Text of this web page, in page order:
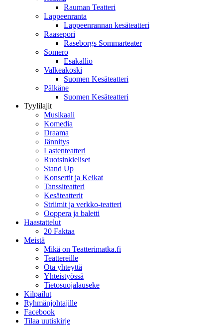
Rauman Teatteri
Lappeenranta
Lappeenrannan kesäteatteri
Raasepori
Raseborgs Sommarteater
Somero
Esakallio
Valkeakoski
Suomen Kesäteatteri
Pälkäne
Suomen Kesäteatteri
Tyylilajit
Musikaali
Komedia
Draama
Jännitys
Lastenteatteri
Ruotsinkieliset
Stand Up
Konsertit ja Keikat
Tanssiteatteri
Kesäteatterit
Striimit ja verkko-teatteri
Ooppera ja baletti
Haastattelut
20 Faktaa
Meistä
Mikä on Teatterimatka.fi
Teattereille
Ota yhteyttä
Yhteistyössä
Tietosuojalauseke
Kilpailut
Ryhmänjohtajille
Facebook
Tilaa uutiskirje